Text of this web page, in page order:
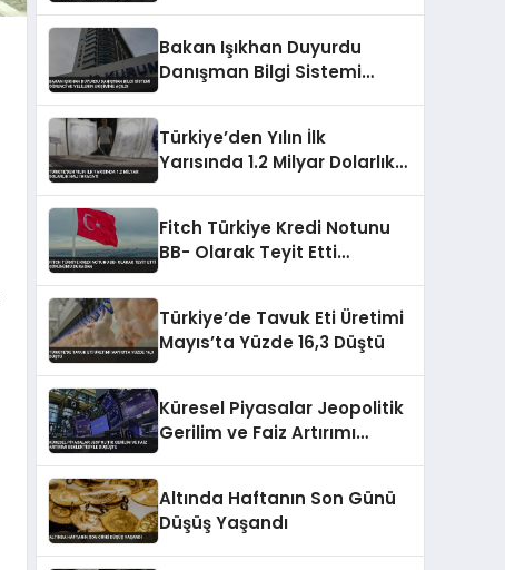
Bakan Işıkhan Duyurdu
Danışman Bilgi Sistemi
Türkiye’den Yılın İlk
Yarısında 1.2 Milyar Dolarlık
Fitch Türkiye Kredi Notunu
BB- Olarak Teyit Etti
Türkiye’de Tavuk Eti Üretimi
Mayıs’ta Yüzde 16,3 Düştü
Küresel Piyasalar Jeopolitik
Gerilim ve Faiz Artırımı
Altında Haftanın Son Günü
Düşüş Yaşandı